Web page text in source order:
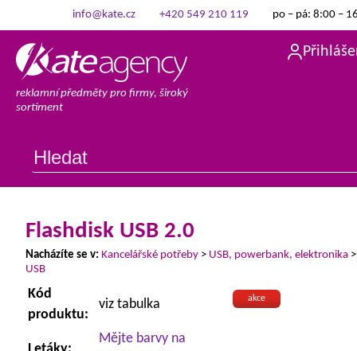
info@kate.cz +420 549 210 119 po – pá: 8:00 –
reklamní předměty pro firmy, široký
sortiment
Flashdisk USB 2.0
Nacházíte se v: Kancelářské potřeby > USB, powerbank, elektronika
USB
akce
Kód
produktu:
viz tabulka
Mějte barvy na